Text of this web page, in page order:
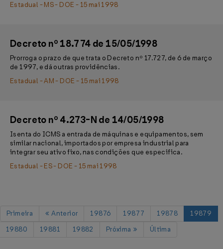
Estadual - MS - DOE - 15 mai 1998
Decreto nº 18.774 de 15/05/1998
Prorroga o prazo de que trata o Decreto nº 17.727, de 6 de março
de 1997, e dá outras providências.
Estadual - AM - DOE - 15 mai 1998
Decreto nº 4.273-N de 14/05/1998
Isenta do ICMS a entrada de máquinas e equipamentos, sem
similar nacional, importados por empresa industrial para
integrar seu ativo fixo, nas condições que especifica.
Estadual - ES - DOE - 15 mai 1998
Primeira Anterior 19876 19877 19878
19879
19880
19881 19882 Próxima Última